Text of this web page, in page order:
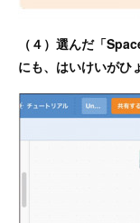
（４）選んだ「
にも、はいけいがひ